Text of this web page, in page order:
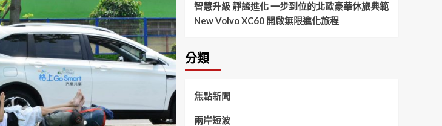
智慧升級 靜謐進化 一步到位的北歐豪華休旅典範
New Volvo XC60 開啟無限進化旅程
分類
焦點新聞
兩岸短波